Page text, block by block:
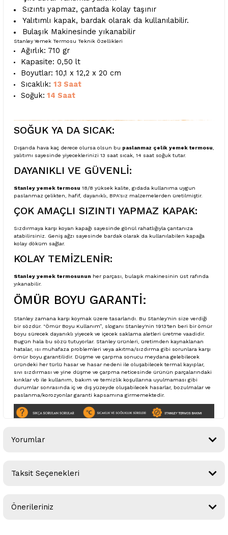
Sızıntı yapmaz, çantada kolay taşınır
Yalıtımlı kapak, bardak olarak da kullanılabilir.
Bulaşık Makinesinde yıkanabilir
Stanley Yemek Termosu Teknik Özellikleri
Ağırlık: 710 gr
Kapasite: 0,50 lt
Boyutlar: 10,1 x 12,2 x 20 cm
Sıcaklık:13 Saat
Soğuk: 14 Saat
SOĞUK YA DA SICAK:
Dışarıda hava kaç derece olursa olsun bu paslanmaz çelik yemek termosu
yalıtımı sayesinde yiyeceklerinizi 13 saat sıcak, 14 saat soğuk tutar.
DAYANIKLI VE GÜVENLİ:
Stanley yemek termosu 18/8 yüksek kalite, gıdada kullanıma uygun
paslanmaz çelikten, hafif, dayanıklı, BPA'sız malzemelerden üretilmiştir.
ÇOK AMAÇLI SIZINTI YAPMAZ KAPAK:
Sızdırmaya karşı koyan kapağı sayesinde gönül rahatlığıyla çantanıza
atabilirsiniz. Geniş ağzı sayesinde bardak olarak da kullanılabilen kapağa
kolay döküm sağlar.
KOLAY TEMİZLENİR:
Stanley yemek termosunun her parçası, bulaşık makinesinin üst rafında
yıkanabilir.
ÖMÜR BOYU GARANTİ:
Stanley zamana karşı koymak üzere tasarlandı. Bu Stanley'nin size verdiği
bir sözdür. "Ömür Boyu Kullanım”, sloganı Stanley'nin 1913'ten beri bir ömür
boyu sürecek dayanıklı yiyecek ve içecek saklama aletleri üretme vaadidir.
Bugün hala bu sözü tutuyorlar. Stanley ürünleri, üretimden kaynaklanan
hatalar, ısı muhafaza problemleri veya akıtma/sızdırma gibi sorunlara karşı
ömür boyu garantilidir. Düşme ve çarpma sonucu meydana gelebilecek
üründeki her türlü hasar ve hasar nedeni ile oluşabilecek termal kayıplar,
sıvı sızdırması ve yine düşme ve çarpma neticesinde ürünün parçalarındaki
kırıklar vb ile kullanım, bakım ve temizlik koşullarına uyulmaması gibi
durumlar sonrasında iç ve dış yüzeyde oluşabilecek hasarlar, bozulmalar ve
paslanma/korozyonlar garanti kapsamına girmemektedir.
Yorumlar
Taksit Seçenekleri
Önerileriniz